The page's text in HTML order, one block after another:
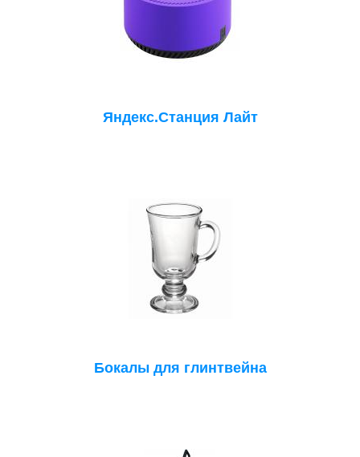
Яндекс.Станция Лайт
Бокалы для глинтвейна